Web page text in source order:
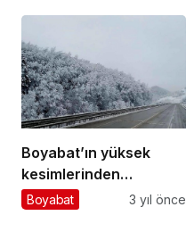
Boyabat’ın yüksek
kesimlerinden
kartpostallık
Boyabat 3 yıl önce